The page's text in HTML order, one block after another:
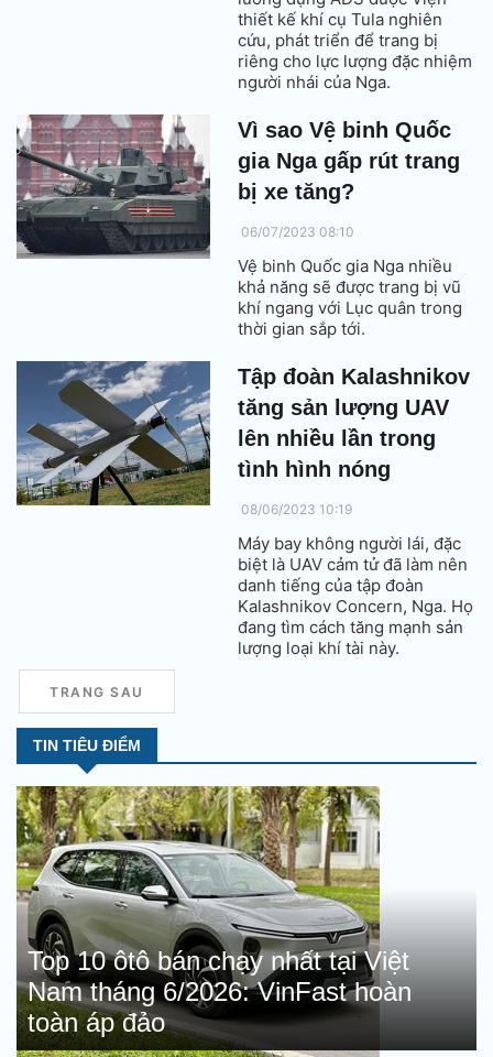
thiết kế khí cụ Tula nghiên
cứu, phát triển để trang bị
riêng cho lực lượng đặc nhiệm
người nhái của Nga.
Vì sao Vệ binh Quốc
gia Nga gấp rút trang
bị xe tăng?
06/07/2023 08:10
Vệ binh Quốc gia Nga nhiều
khả năng sẽ được trang bị vũ
khí ngang với Lục quân trong
thời gian sắp tới.
Tập đoàn Kalashnikov
tăng sản lượng UAV
lên nhiều lần trong
tình hình nóng
08/06/2023 10:19
Máy bay không người lái, đặc
biệt là UAV cảm tử đã làm nên
danh tiếng của tập đoàn
Kalashnikov Concern, Nga. Họ
đang tìm cách tăng mạnh sản
lượng loại khí tài này.
TRANG SAU
TIN TIÊU ĐIỂM
Top 10 ôtô bán chạy nhất tại Việt
Nam tháng 6/2026: VinFast hoàn
toàn áp đảo